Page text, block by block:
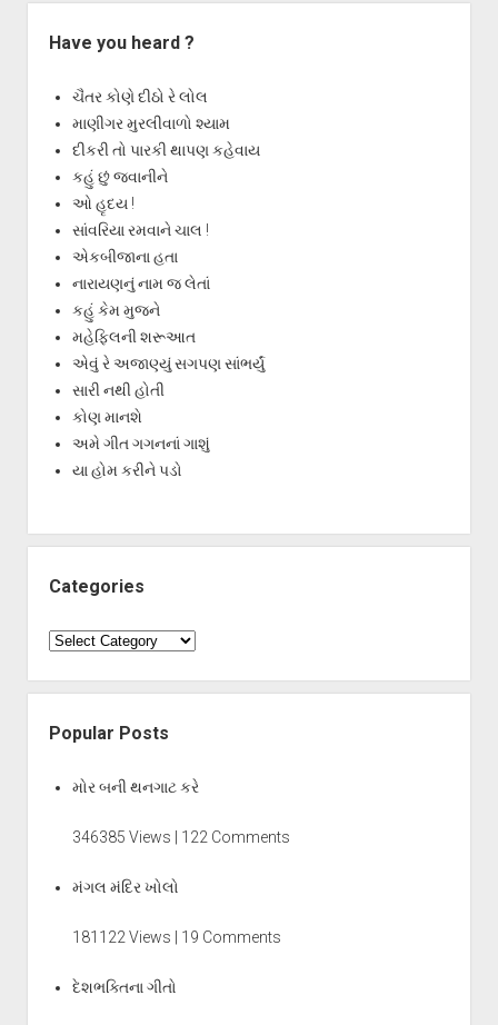
Have you heard ?
ચૈતર કોણે દીઠો રે લોલ
માણીગર મુરલીવાળો શ્યામ
દીકરી તો પારકી થાપણ કહેવાય
કહું છું જવાનીને
ઓ હૃદય !
સાંવરિયા રમવાને ચાલ !
એકબીજાના હતા
નારાયણનું નામ જ લેતાં
કહું કેમ મુજને
મહેફિલની શરૂઆત
એવું રે અજાણ્યું સગપણ સાંભર્યું
સારી નથી હોતી
કોણ માનશે
અમે ગીત ગગનનાં ગાશું
યા હોમ કરીને પડો
Categories
Categories
Popular Posts
મોર બની થનગાટ કરે
346385 Views | 122 Comments
મંગલ મંદિર ખોલો
181122 Views | 19 Comments
દેશભક્તિના ગીતો